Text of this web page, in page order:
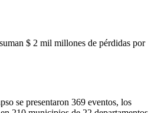
$ 2 mil millones de pérdidas por
se presentaron 369 eventos, los